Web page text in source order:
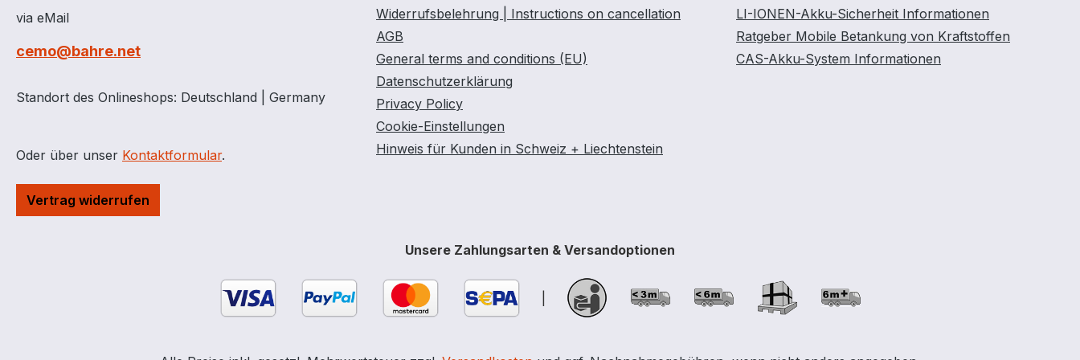
via eMail
cemo@bahre.net
Standort des Onlineshops: Deutschland | Germany
Oder über unser Kontaktformular.
Vertrag widerrufen
Widerrufsbelehrung | Instructions on cancellation
AGB
General terms and conditions (EU)
Datenschutzerklärung
Privacy Policy
Cookie-Einstellungen
Hinweis für Kunden in Schweiz + Liechtenstein
LI-IONEN-Akku-Sicherheit Informationen
Ratgeber Mobile Betankung von Kraftstoffen
CAS-Akku-System Informationen
Unsere Zahlungsarten & Versandoptionen